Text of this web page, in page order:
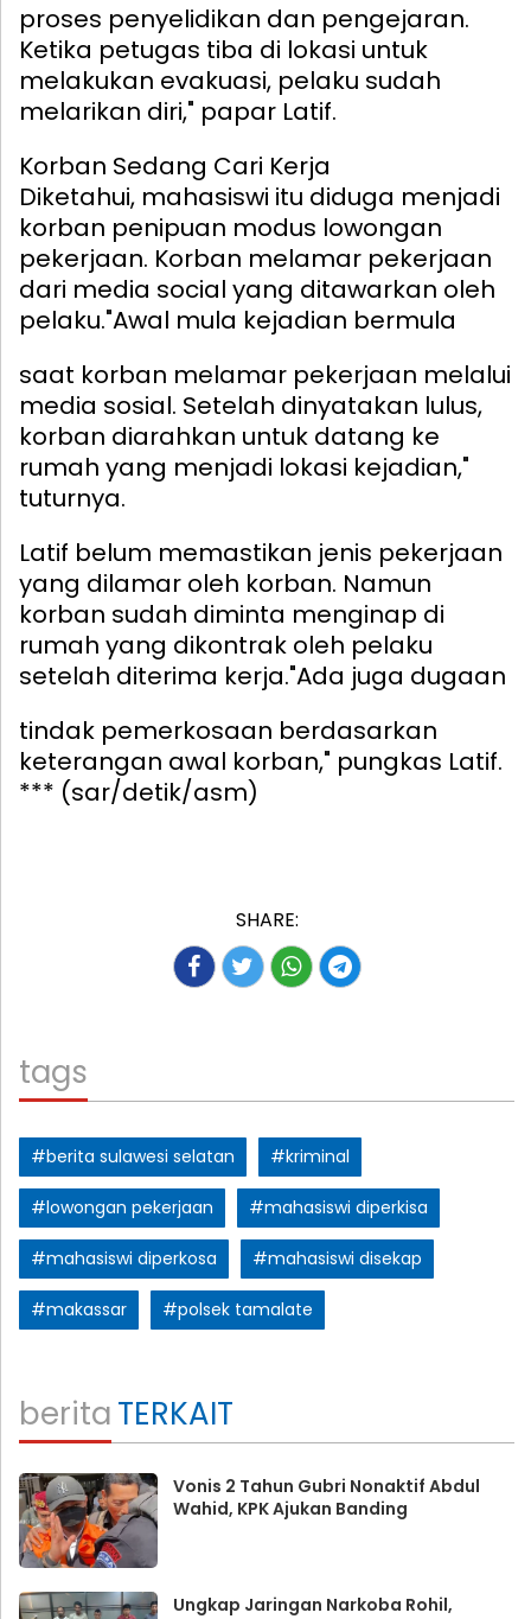
proses penyelidikan dan pengejaran.
Ketika petugas tiba di lokasi untuk
melakukan evakuasi, pelaku sudah
melarikan diri," papar Latif.
Korban Sedang Cari Kerja
Diketahui, mahasiswi itu diduga menjadi
korban penipuan modus lowongan
pekerjaan. Korban melamar pekerjaan
dari media social yang ditawarkan oleh
pelaku."Awal mula kejadian bermula
saat korban melamar pekerjaan melalui
media sosial. Setelah dinyatakan lulus,
korban diarahkan untuk datang ke
rumah yang menjadi lokasi kejadian,"
tuturnya.
Latif belum memastikan jenis pekerjaan
yang dilamar oleh korban. Namun
korban sudah diminta menginap di
rumah yang dikontrak oleh pelaku
setelah diterima kerja."Ada juga dugaan
tindak pemerkosaan berdasarkan
keterangan awal korban," pungkas Latif.
*** (sar/detik/asm)
SHARE:
tags
#berita sulawesi selatan #kriminal
#lowongan pekerjaan #mahasiswi diperkisa
#mahasiswi diperkosa #mahasiswi disekap
#makassar #polsek tamalate
beritaTERKAIT
Vonis 2 Tahun Gubri Nonaktif Abdul
Wahid, KPK Ajukan Banding
Ungkap Jaringan Narkoba Rohil,